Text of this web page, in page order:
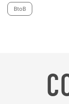
BtoB